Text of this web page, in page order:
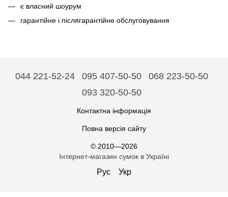
є власний шоурум
гарантійне і післягарантійне обслуговування
044 221-52-24 095 407-50-50
068 223-50-50
093 320-50-50
Контактна інформація
Повна версія сайту
© 2010—2026
Інтернет-магазин сумок в Україні
Рус Укр